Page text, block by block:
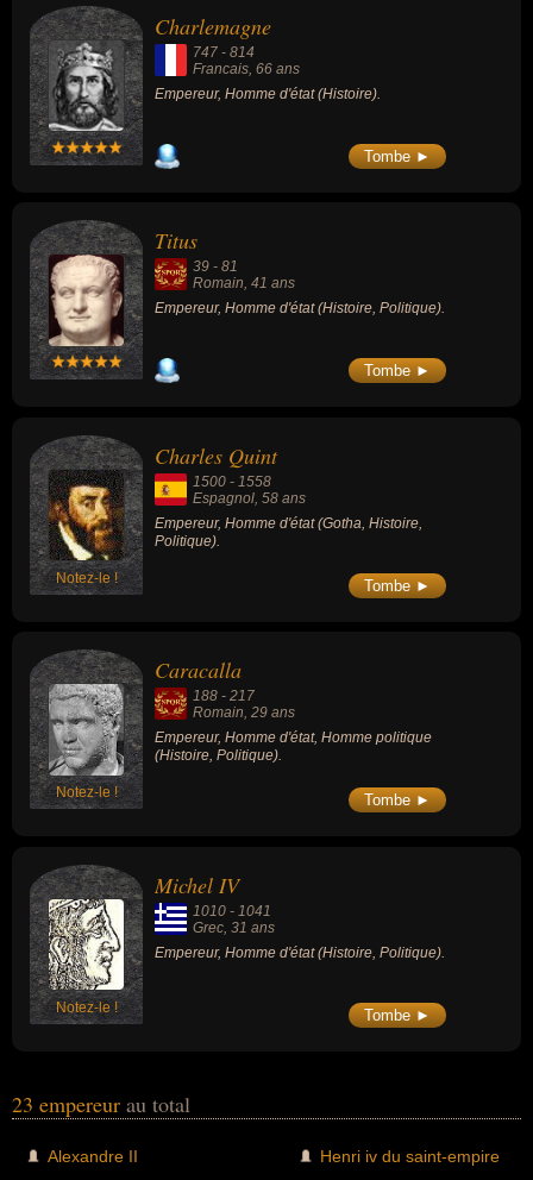
Charlemagne
747 - 814
Francais, 66 ans
Empereur, Homme d'état (Histoire).
Tombe ►
Titus
39 - 81
Romain, 41 ans
Empereur, Homme d'état (Histoire, Politique).
Tombe ►
Notez-le !
Charles Quint
1500 - 1558
Espagnol, 58 ans
Empereur, Homme d'état (Gotha, Histoire,
Politique).
Tombe ►
Notez-le !
Caracalla
188 - 217
Romain, 29 ans
Empereur, Homme d'état, Homme politique
(Histoire, Politique).
Tombe ►
Notez-le !
Michel IV
1010 - 1041
Grec, 31 ans
Empereur, Homme d'état (Histoire, Politique).
Tombe ►
23 empereur au total
Alexandre II Henri iv du saint-empire